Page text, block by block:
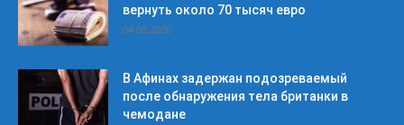
вернуть около 70 тысяч евро
04.08.2026
В Афинах задержан подозреваемый
после обнаружения тела британки в
чемодане